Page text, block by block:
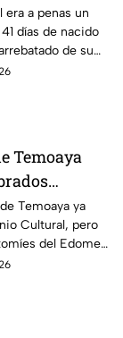
siete años:
de nacido
robado en
es el
era a penas un
días de nacido
de su
años; ella misma
Temoaya
Cultural,
apagar
Temoaya ya
Cultural, pero
del Edomex
de lana que